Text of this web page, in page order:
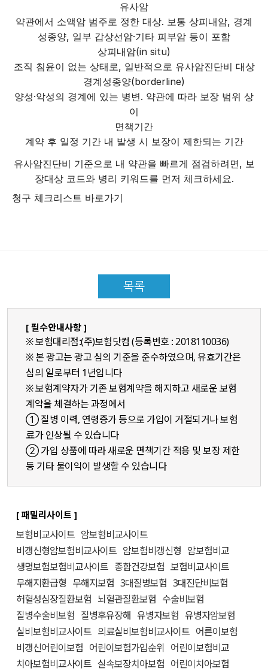
유사암
약관에서 소액암 범주로 정한 대상. 보통 상피내암, 경계
성종양, 일부 갑상선암·기타 피부암 등이 포함
상피내암(in situ)
조직 침윤이 없는 상태로, 일반적으로 유사암진단비 대상
경계성종양(borderline)
양성·악성의 경계에 있는 병변. 약관에 따라 보장 범위 상
이
면책기간
계약 후 일정 기간 내 발생 시 보장이 제한되는 기간
유사암진단비 기준으로 내 약관을 빠르게 점검하려면, 보
장대상 코드와 병리 키워드를 먼저 체크하세요.
청구 체크리스트 바로가기
목록
[ 필수안내사항 ]
※ 보험대리점:(주)보험닷컴 (등록번호 : 2018110036)
※ 본 광고는 광고 심의 기준을 준수하였으며, 유효기간은
심의 일로부터 1년입니다
※ 보험계약자가 기존 보험계약을 해지하고 새로운 보험
계약을 체결하는 과정에서
① 질병 이력, 연령증가 등으로 가입이 거절되거나 보험
료가 인상될 수 있습니다
② 가입 상품에 따라 새로운 면책기간 적용 및 보장 제한
등 기타 불이익이 발생할 수 있습니다
[ 패밀리사이트 ]
보험비교사이트 암보험비교사이트
비갱신형암보험비교사이트 암보험비갱신형 암보험비교
생명보험보험비교사이트 종합건강보험 보험비교사이트
무해지환급형 무해지보험 3대질병보험 3대진단비보험
허혈성심장질환보험 뇌혈관질환보험 수술비보험
질병수술비보험 질병후유장해 유병자보험 유병자암보험
실비보험비교사이트 의료실비보험비교사이트 어른이보험
비갱신어린이보험 어린이보험가입순위 어린이보험비교
치아보험비교사이트 실속보장치아보험 어린이치아보험